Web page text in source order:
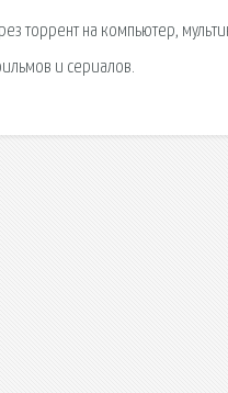
торрент на компьютер,
и сериалов.